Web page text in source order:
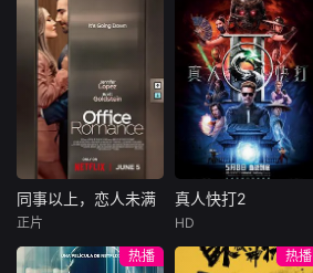
日。几经波折，两
人联手在各方势力
的夹缝间巧妙周
旋，共历险阻，破
解重重困境。
场，追查牧羊人“躺
平
大漠之上，镖人、
官府、西域五大家
族等多方势力盘根
错节、暗潮涌动。
“天字第二号逃犯”
刀马接下特殊押镖
任务，和同伴一起
从西域护镖远赴长
安。不料，他们的
护送对象竟是“天字
郎……天下熙熙皆
西格妮·韦弗
影片聚焦杰克·萨利
与奈蒂莉一家的命
运起伏，在前作的
情感余波之上，深
刻描绘一个家族在
战火中如何成长、
并共同守护血脉相
连的情感纽带的历
程，从而将故事推
维度。此外，潘多
同事以上，恋人未满
布雷特·戈德斯坦
同事以上，恋人未满
正片
真人快打2
阿德莱恩·鲁道夫
真人快打2
HD
热播
热播